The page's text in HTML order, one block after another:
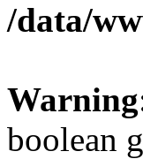
/data/
Warning
boolean